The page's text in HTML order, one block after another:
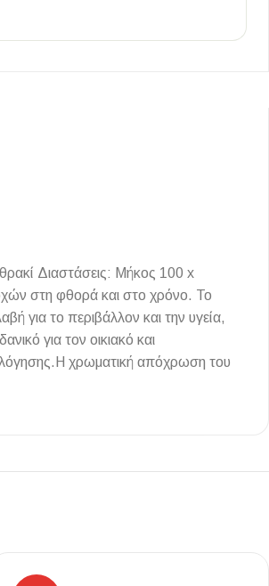
Διαστάσεις: Μήκος 100 x
στη φθορά και στο χρόνο. Το
για το περιβάλλον και την υγεία,
για τον οικιακό και
χρωματική απόχρωση του